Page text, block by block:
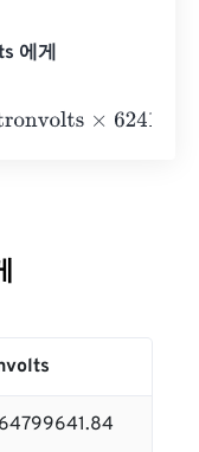
에게
×